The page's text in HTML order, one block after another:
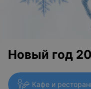
Новый год
Кафе и